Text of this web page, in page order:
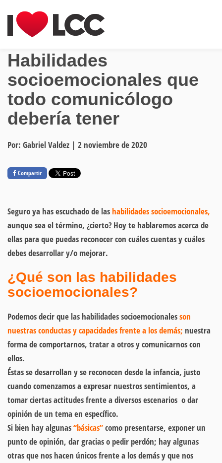
Habilidades
socioemocionales que
todo comunicólogo
debería tener
Por: Gabriel Valdez | 2 noviembre de 2020
Compartir
Seguro ya has escuchado de las habilidades socioemocionales,
aunque sea el término, ¿cierto? Hoy te hablaremos acerca de
ellas para que puedas reconocer con cuáles cuentas y cuáles
debes desarrollar y/o mejorar.
¿Qué son las habilidades
socioemocionales?
Podemos decir que las habilidades socioemocionalesson
nuestras conductas y capacidades frente a los demás; nuestra
forma de comportarnos, tratar a otros y comunicarnos con
ellos.
Éstas se desarrollan y se reconocen desde la infancia, justo
cuando comenzamos a expresar nuestros sentimientos, a
tomar ciertas actitudes frente a diversos escenarios o dar
opinión de un tema en específico.
Si bien hay algunas“básicas”como presentarse, exponer un
punto de opinión, dar gracias o pedir perdón; hay algunas
otras que nos hacen únicos frente a los demás y que nos